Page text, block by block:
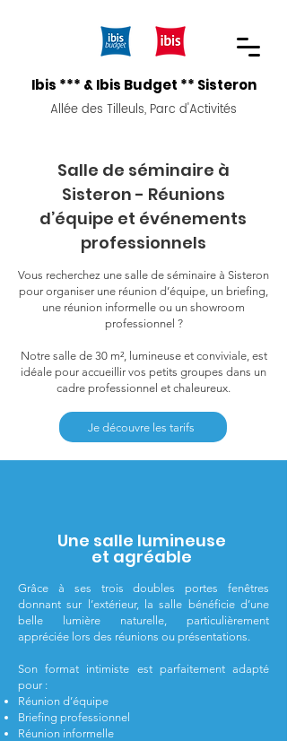
Ibis *** & Ibis Budget ** Sisteron
Allée des Tilleuls, Parc d'Activités
Salle de séminaire à
Sisteron - Réunions
d’équipe et événements
professionnels
Vous recherchez une salle de séminaire à Sisteron
pour organiser une réunion d’équipe, un briefing,
une réunion informelle ou un showroom
professionnel ?
Notre salle de 30 m², lumineuse et conviviale, est
idéale pour accueillir vos petits groupes dans un
cadre professionnel et chaleureux.
Je découvre les tarifs
Une salle lumineuse
et agréable
Grâce à ses trois doubles portes fenêtres
donnant sur l’extérieur, la salle bénéficie d’une
belle lumière naturelle, particulièrement
appréciée lors des réunions ou présentations.
Son format intimiste est parfaitement adapté
pour :
Réunion d’équipe
Briefing professionnel
Réunion informelle